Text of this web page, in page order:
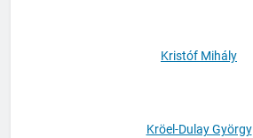
Kristóf Mihály
Kröel-Dulay György